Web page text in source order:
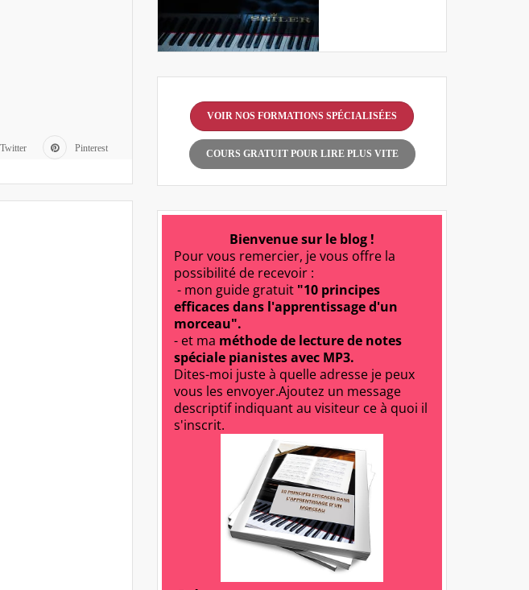
Twitter Pinterest
VOIR NOS FORMATIONS SPÉCIALISÉES
COURS GRATUIT POUR LIRE PLUS VITE